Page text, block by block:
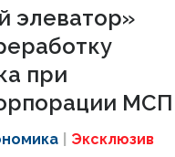
элеватор»
при
МСП
Эксклюзив